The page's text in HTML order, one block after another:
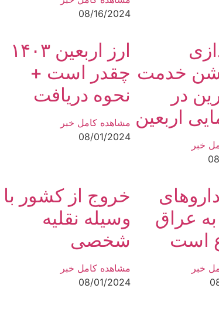
08/16/2024
خدمت
در
اربعین
خبر
ارز اربعین ۱۴۰۳
چقدر است +
نحوه دریافت
مشاهده کامل خبر
08/01/2024
عراق
است
خبر
خروج از کشور با
وسیله نقلیه
شخصی
مشاهده کامل خبر
08/01/2024